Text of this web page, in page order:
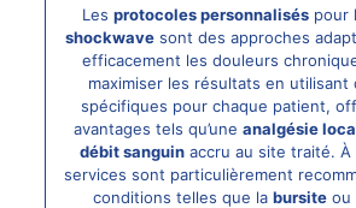
Les protocoles personnaliséspour
shockwavesont des approches
efficacement les douleurs
maximiser les résultats en utilisant
spécifiques pour chaque patient,
avantages tels qu’une analgésie
débit sanguin accru au site traité.
services sont particulièrement
conditions telles que la bursiteou